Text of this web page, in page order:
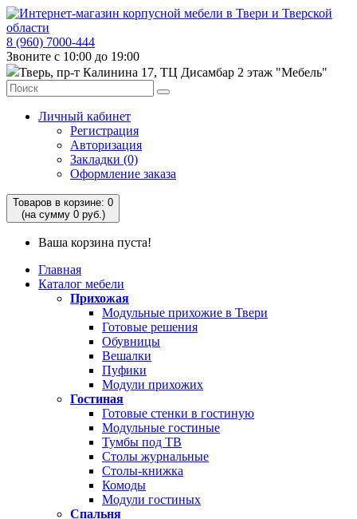
8 (960) 7000-444
Звоните с 10:00 до 19:00
Тверь, пр-т Калинина 17, ТЦ Дисамбар 2 этаж "Мебель"
Личный кабинет
Регистрация
Авторизация
Закладки (0)
Оформление заказа
Товаров в корзине: 0
(на сумму 0 руб.)
Ваша корзина пуста!
Главная
Каталог мебели
Прихожая
Модульные прихожие в Твери
Готовые решения
Обувницы
Вешалки
Пуфики
Модули прихожих
Гостиная
Готовые стенки в гостиную
Модульные гостиные
Тумбы под ТВ
Столы журнальные
Столы-книжка
Комоды
Модули гостиных
Спальня